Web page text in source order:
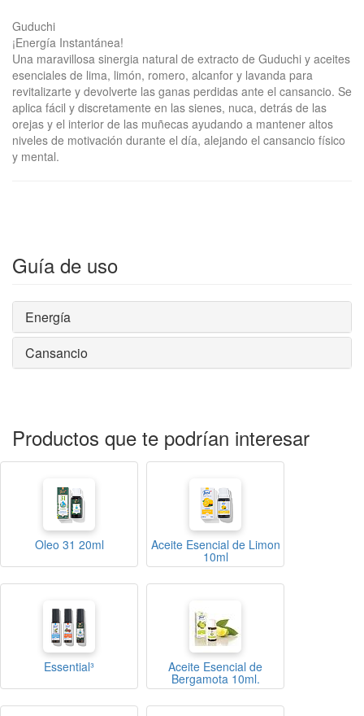
Guduchi
¡Energía Instantánea!
Una maravillosa sinergia natural de extracto de Guduchi y aceites
esenciales de lima, limón, romero, alcanfor y lavanda para
revitalizarte y devolverte las ganas perdidas ante el cansancio. Se
aplica fácil y discretamente en las sienes, nuca, detrás de las
orejas y el interior de las muñecas ayudando a mantener altos
niveles de motivación durante el día, alejando el cansancio físico
y mental.
Guía de uso
Energía
Cansancio
Productos que te podrían interesar
Oleo 31 20ml Aceite Esencial de Limon
10ml
Essential³ Aceite Esencial de
Bergamota 10ml.